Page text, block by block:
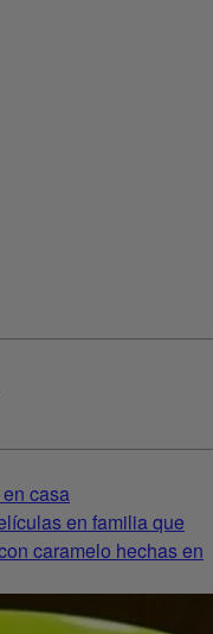
casa
en familia que
caramelo hechas en